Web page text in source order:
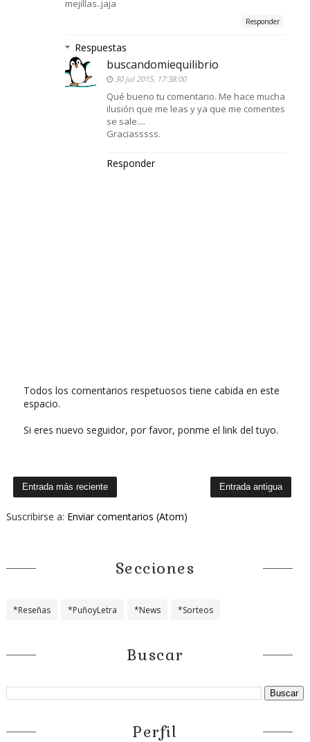
mejillas..jaja
Responder
Respuestas
buscandomiequilibrio
30 jul 2015, 17:38:00
Qué bueno tu comentario. Me hace mucha
ilusión que me leas y ya que me comentes
se sale....
Graciasssss.
Responder
Todos los comentarios respetuosos tiene cabida en este
espacio.
Si eres nuevo seguidor, por favor, ponme el link del tuyo.
Entrada más reciente Entrada antigua
Suscribirse a: Enviar comentarios (Atom)
Secciones
*Reseñas *PuñoyLetra *News *Sorteos
Buscar
Perfil